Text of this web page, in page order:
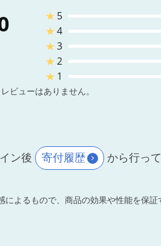
★ 5
★4
★3
★2
★ 1
レビューはありません。
ン後 寄付履歴 から行っ
よるもので、商品の効果や性能を保証